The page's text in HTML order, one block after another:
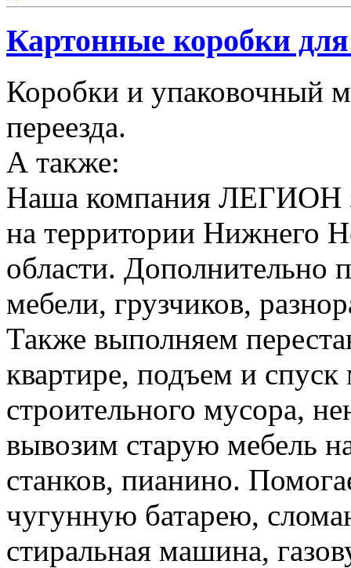
Картонные коробки для
Коробки и упаковочный
переезда.
А также:
Наша компания ЛЕГИОН
на территории Нижнего
области. Дополнительно
мебели, грузчиков,
Также выполняем
квартире, подъем и спуск
строительного мусора,
вывозим старую мебель
станков, пианино.
чугунную батарею,
стиральная машина,